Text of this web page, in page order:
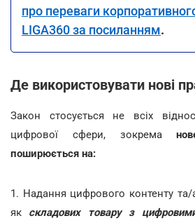
про переваги
LIGA360 за посиланням.
Де використовувати нові
Закон стосується не всіх
цифрової сфери, зокрема
поширюється на:
1. Надання цифрового контенту
як складових товару з